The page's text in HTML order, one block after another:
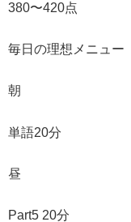
380〜420点
毎日の理想メニュー
朝
単語20分
昼
Part5 20分